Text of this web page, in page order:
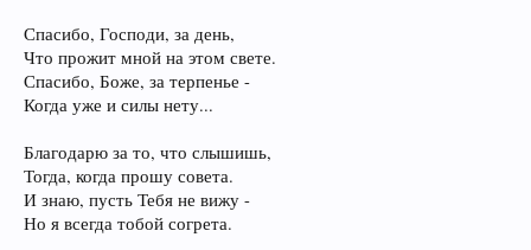
Спасибо, Господи, за день,
Что прожит мной на этом свете.
Спасибо, Боже, за терпенье -
Когда уже и силы нету...
Благодарю за то, что слышишь,
Тогда, когда прошу совета.
И знаю, пусть Тебя не вижу -
Но я всегда тобой согрета.